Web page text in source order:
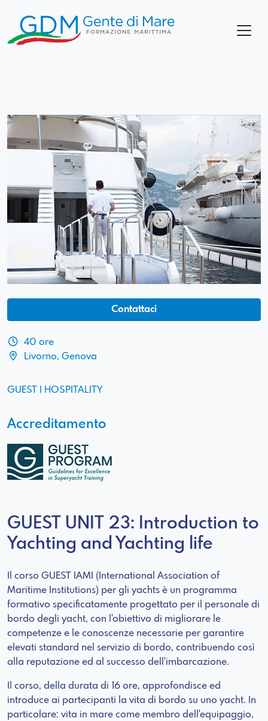
GUEST UNIT 23: Introduction to
Yachting and Yachting life
Il corso GUEST IAMI (International Association of
Maritime Institutions) per gli yachts è un programma
formativo specificatamente progettato per il personale di
bordo degli yacht, con l'obiettivo di migliorare le
competenze e le conoscenze necessarie per garantire
elevati standard nel servizio di bordo, contribuendo così
alla reputazione ed al successo dell'imbarcazione.
Il corso, della durata di 16 ore, approfondisce ed
introduce ai partecipanti la vita di bordo su uno yacht. In
particolare: vita in mare come membro dell'equipaggio,
Contattaci
40 ore
Livorno, Genova
GUEST I HOSPITALITY
Accreditamento